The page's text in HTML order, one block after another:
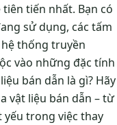
tiến nhất. Bạn có
sử dụng, các tấm
thống truyền
vào những đặc tính
bán dẫn là gì? Hãy
vật liệu bán dẫn – từ
yếu trong việc thay